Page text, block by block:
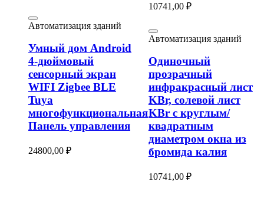
Автоматизация зданий
Умный дом Android
4-дюймовый
сенсорный экран
WIFI Zigbee BLE
Tuya
многофункциональная
Панель управления
24800,00 ₽
10741,00 ₽
Автоматизация зданий
Одиночный
прозрачный
инфракрасный лист
KBr, солевой лист
KBr с круглым/
квадратным
диаметром окна из
бромида калия
10741,00 ₽